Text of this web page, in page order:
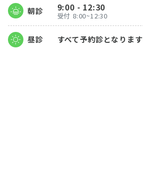
朝診 9:00 - 12:30
受付 8:00~12:30
昼診 すべて予約診となります